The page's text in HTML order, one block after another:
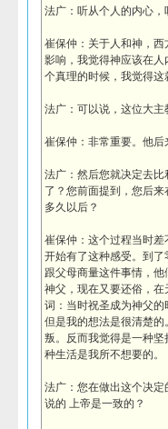
法广：听从个人的内心
崔保仲：关于人和神，
影响，我觉得神应该在
个真理的时候，我觉得这
法广：可以说，这位大
崔保仲：非常重要。他
法广：然后您就决定去比
了？您前面提到，您后
多久以后？
崔保仲：这个过程当时
开始有了这种感受。到
跟父母商量这件事情，
神父，现在又要还俗，在
词：当时祝圣成为神父
但是我的想法是很清楚
叛。反而我觉得是一种
种生活是我所不想要的。
法广：您在做出这个决
说的 上帝是一致的？